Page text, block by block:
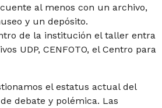
al menos con un archivo,
y un depósito.
de la institución el taller entra
UDP, CENFOTO, el Centro para
el estatus actual del
debate y polémica. Las